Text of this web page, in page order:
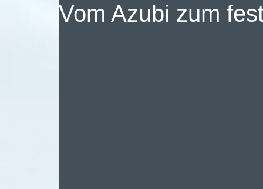
Vom Azubi zum